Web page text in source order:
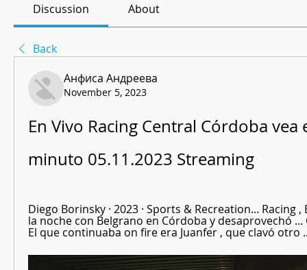
Discussion About
Back
Анфиса Андреева
November 5, 2023
En Vivo Racing Central Córdoba
minuto 05.11.2023 Streaming
Diego Borinsky · 2023 · ‎Sports & Recreation... Racing
la noche con Belgrano en Córdoba y desaprovechó
El que continuaba on fire era Juanfer , que clavó otro